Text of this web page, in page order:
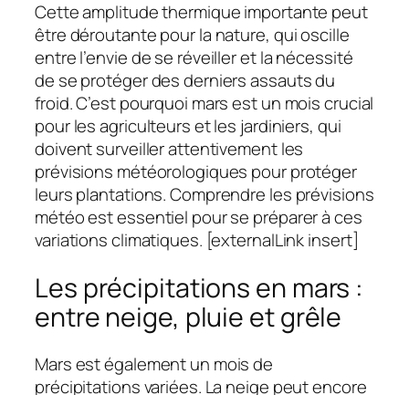
Cette amplitude thermique importante peut
être déroutante pour la nature, qui oscille
entre l’envie de se réveiller et la nécessité
de se protéger des derniers assauts du
froid. C’est pourquoi mars est un mois crucial
pour les agriculteurs et les jardiniers, qui
doivent surveiller attentivement les
prévisions météorologiques pour protéger
leurs plantations. Comprendre les prévisions
météo est essentiel pour se préparer à ces
variations climatiques. [externalLink insert]
Les précipitations en mars :
entre neige, pluie et grêle
Mars est également un mois de
précipitations variées. La neige peut encore